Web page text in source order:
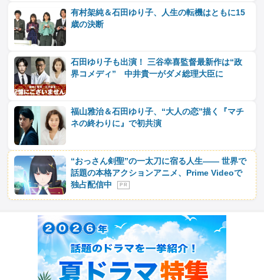
有村架純＆石田ゆり子、人生の転機はともに15
歳の決断
石田ゆり子も出演！ 三谷幸喜監督最新作は“政
界コメディ” 中井貴一がダメ総理大臣に
福山雅治＆石田ゆり子、“大人の恋”描く『マチ
ネの終わりに』で初共演
“おっさん剣聖”の一太刀に宿る人生―― 世界で
話題の本格アクションアニメ、Prime Videoで
独占配信中
P R